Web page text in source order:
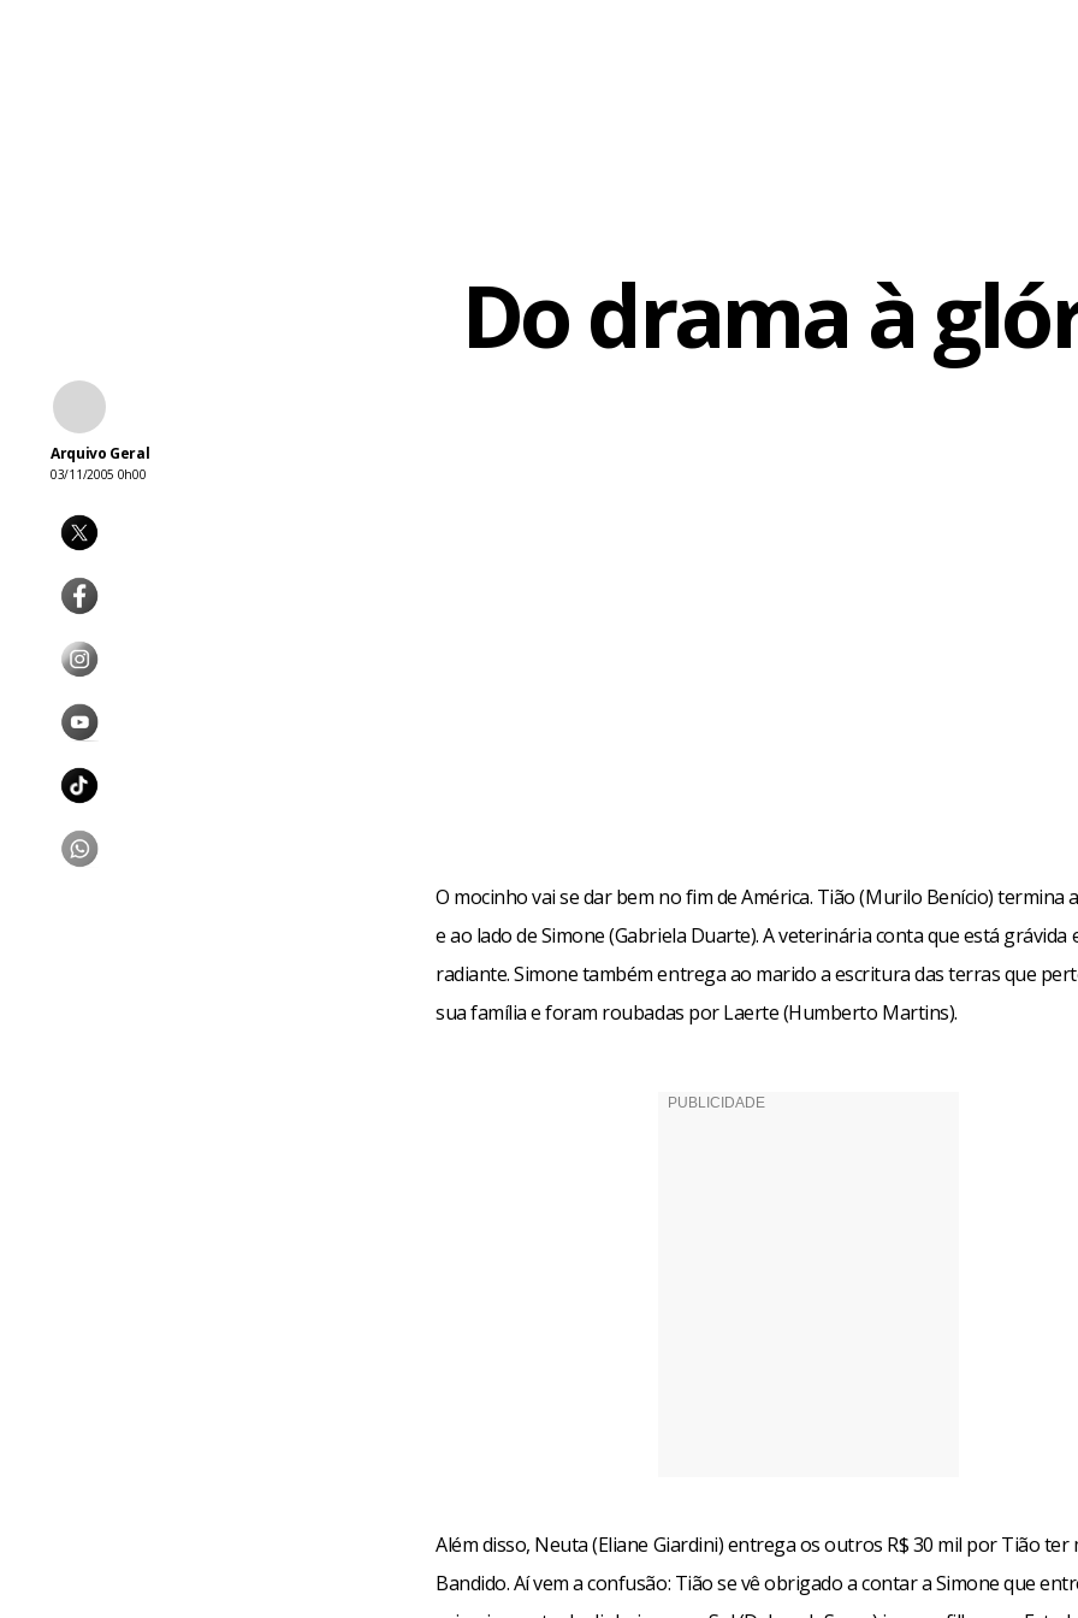
Do drama à
Arquivo Geral
03/11/2005 0h00
O mocinho vai se dar bem no fim de América. Tião (Murilo Benício) termina
e ao lado de Simone (Gabriela Duarte). A veterinária conta que está grávida
radiante. Simone também entrega ao marido a escritura das terras que
sua família e foram roubadas por Laerte (Humberto Martins).
Além disso, Neuta (Eliane Giardini) entrega os outros R$ 30 mil por Tião ter
Bandido. Aí vem a confusão: Tião se vê obrigado a contar a Simone que